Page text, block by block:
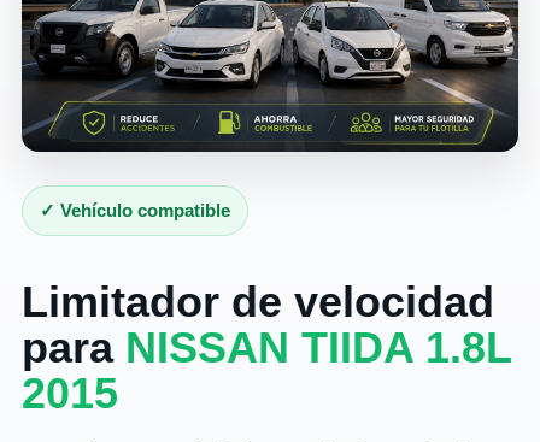
✓ Vehículo compatible
Limitador de velocidad
para NISSAN TIIDA 1.8L
2015